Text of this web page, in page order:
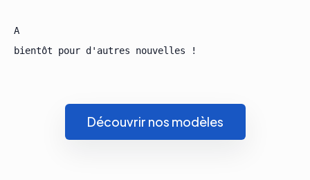
﻿A
Découvrir nos modèles